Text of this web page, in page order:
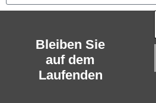
Bleiben Sie
auf dem
Laufenden